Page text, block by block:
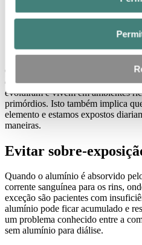
O alumínio faz parte
O alumínio é o terceiro elemento
depois do oxigénio e do silício. Ou
evoluíram e vivem em ambientes
primórdios. Isto também implica
elemento e estamos expostos
maneiras.
Evitar sobre-
Quando o alumínio é absorvido
corrente sanguínea para os rins,
exceção são pacientes com
alumínio pode ficar acumulado e
um problema conhecido entre a
sem alumínio para diálise.